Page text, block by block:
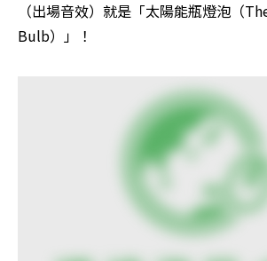
（出場音效）就是「太陽能瓶燈泡（
Bulb）」！